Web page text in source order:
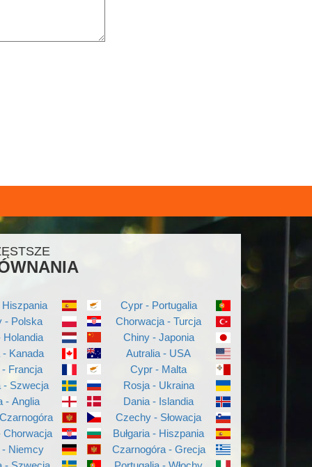
- Polska
Holandia
- Kanada
Francja
- Szwecja
- Anglia
Chorwacja
- Niemcy
Cypr - Portugalia
Chorwacja - Turcja
Chiny - Japonia
Autralia - USA
Cypr - Malta
Rosja - Ukraina
Dania - Islandia
Czechy - Słowacja
Bułgaria - Hiszpania
Czarnogóra - Grecja